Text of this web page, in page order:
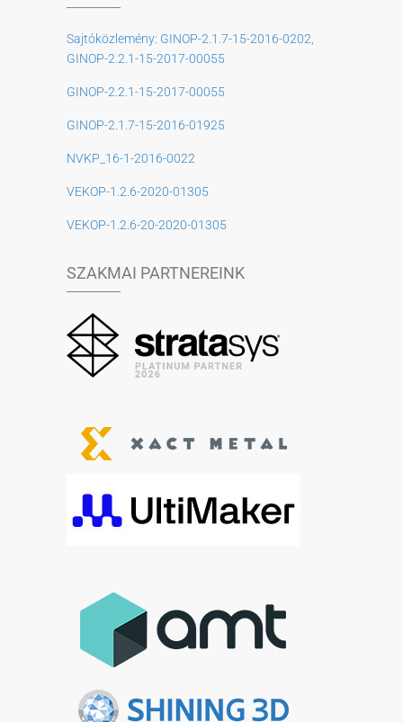
Sajtóközlemény: GINOP-2.1.7-15-2016-0202,
GINOP-2.2.1-15-2017-00055
GINOP-2.2.1-15-2017-00055
GINOP-2.1.7-15-2016-01925
NVKP_16-1-2016-0022
VEKOP-1.2.6-2020-01305
VEKOP-1.2.6-20-2020-01305
SZAKMAI PARTNEREINK